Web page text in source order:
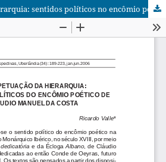
A perpetuação da hierarquia: sentidos políticos no encômio poético de Cláudio Manuel da Costa